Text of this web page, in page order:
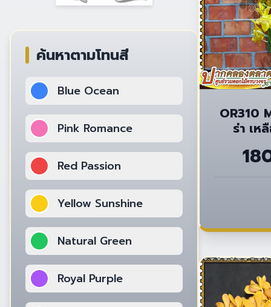
ค้นหาตามโทนสี
Blue Ocean
Pink Romance
Red Passion
Yellow Sunshine
Natural Green
Royal Purple
OR310
ร่า เห